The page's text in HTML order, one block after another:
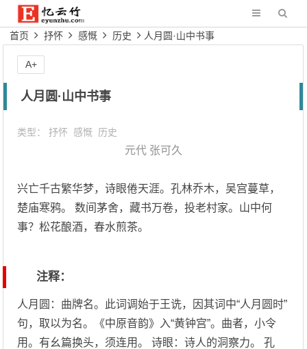
首页 抒怀 感慨 历史 人月圆·山中书事
人月圆·山中书事
类型：抒怀 感慨 历史
元代 张可久
兴亡千古繁华梦，诗眼倦天涯。孔林乔木，吴宫蔓草，
楚庙寒鸦。 数间茅舍，藏书万卷，投老村家。山中何
事？松花酿酒，春水煎茶。
注释：
人月圆：曲牌名。此词调始于王诜，因其词中“人月圆时”
句，取以为名。《中原音韵》入“黄钟宫”。曲者，小令
用。有幺篇换头，须连用。 诗眼：诗人的洞察力。 孔
A+